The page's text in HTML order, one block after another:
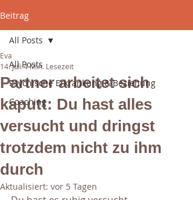
Beitrag
All Posts
Psychische Erkrankung & Beziehung
Coaching
All Posts
Partner arbeitet sich
kaputt: Du hast alles
versucht und dringst
trotzdem nicht zu ihm
durch
Eva
14. Juli 4 Min. Lesezeit
Aktualisiert: vor 5 Tagen